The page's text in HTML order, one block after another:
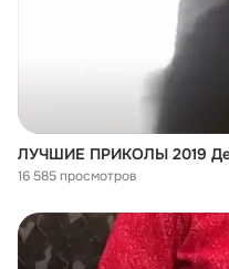
16 585 просмотров